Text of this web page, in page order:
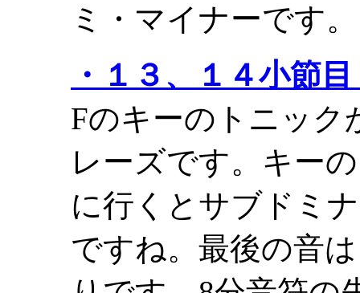
ミ・マイナーです。
・１３、１４小節
Fのキーのトニック
レーズです。キー
に行くとサブドミ
ですね。最後の音